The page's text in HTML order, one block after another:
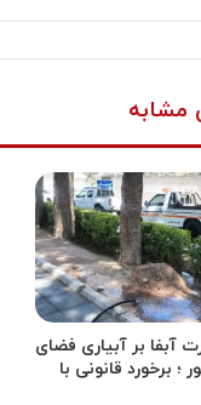
مشابه
آبفا بر آبیاری فضای
؛ برخورد قانونی با